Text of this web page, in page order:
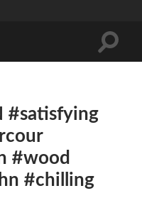
#satisfying
#wood
#chilling